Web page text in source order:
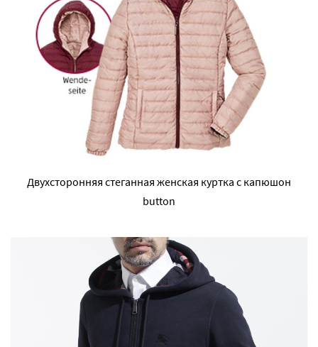
Двухсторонняя стеганная женская куртка с капюшон
button